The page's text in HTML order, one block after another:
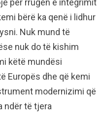
për rrugën e integrimit
bërë ka qenë i lidhur
Nuk mund të
nuk do të kishim
këtë mundësi
Europës dhe që kemi
modernizimi që
ndër të tjera